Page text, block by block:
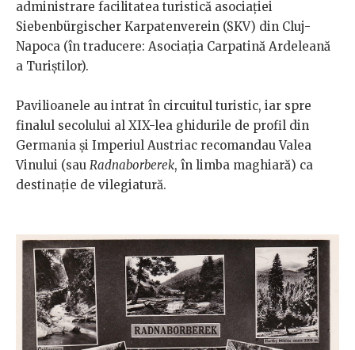
administrare facilitatea turistică asociației
Siebenbürgischer Karpatenverein (SKV) din Cluj-
Napoca (în traducere: Asociația Carpatină Ardeleană
a Turiștilor).
Pavilioanele au intrat în circuitul turistic, iar spre
finalul secolului al XIX-lea ghidurile de profil din
Germania și Imperiul Austriac recomandau Valea
Vinului (sau Radnaborberek, în limba maghiară) ca
destinație de vilegiatură.